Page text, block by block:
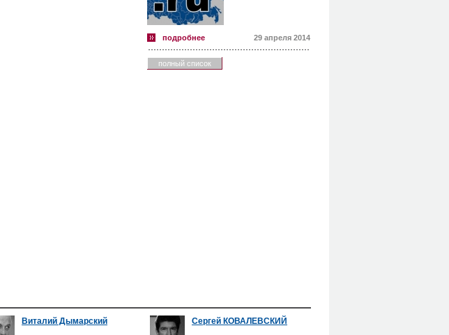
подробнее 29 апреля 2014
полный список
Виталий Дымарский Сергей КОВАЛЕВСКИЙ